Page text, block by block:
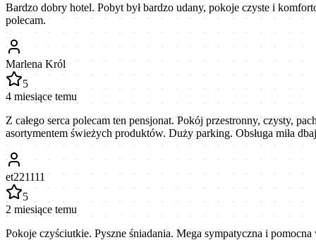
Bardzo dobry hotel. Pobyt był bardzo udany, pokoje czyste i
polecam.
Marlena Król
5
4 miesiące temu
Z całego serca polecam ten pensjonat. Pokój przestronny, czysty,
asortymentem świeżych produktów. Duży parking. Obsługa miła
et221111
5
2 miesiące temu
Pokoje czyściutkie. Pyszne śniadania. Mega sympatyczna i